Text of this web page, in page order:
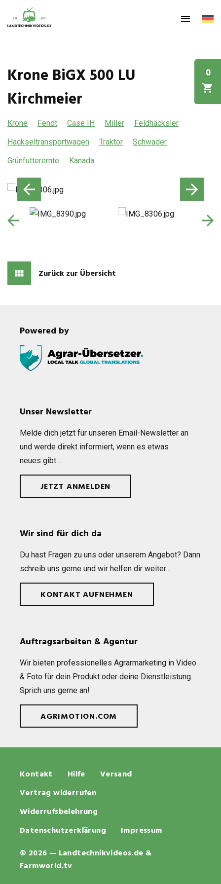
0
Krone BiGX 500 LU
Kirchmeier
Krone Fendt Case IH Miller
Feldhäcksler
Häckseltransportwagen
Traktor
Schwader
Grünfutterernte
Kanada
Zurück zur Übersicht
Powered by
Unser Newsletter
Melde dich jetzt für unse­ren Email-News­let­ter an
und werde direkt infor­miert, wenn es etwas
neues gibt…
JETZT ANMELDEN
Wir sind für dich da
Du hast Fra­gen zu uns oder unse­rem Ange­bot? Dann
schreib uns gerne und wir hel­fen dir weiter…
KONTAKT AUFNEHMEN
Auftragsarbeiten & Agentur
Wir bie­ten pro­fes­sio­nel­les Agrar­mar­ke­ting in Video
& Foto für dein Pro­dukt oder deine Dienst­leis­tung.
Sprich uns gerne an!
AGRIMOTION.COM
© 2026 — Landtechnikvideos.de &
Farmworld.tv
Kontakt Hilfe
Versand
Vertrag widerrufen
Widerrufsbelehrung
Datenschutzerklärung
Impressum